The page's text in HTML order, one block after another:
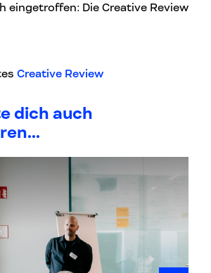
eingetroffen: Die Creative Review
Creative Review
dich auch